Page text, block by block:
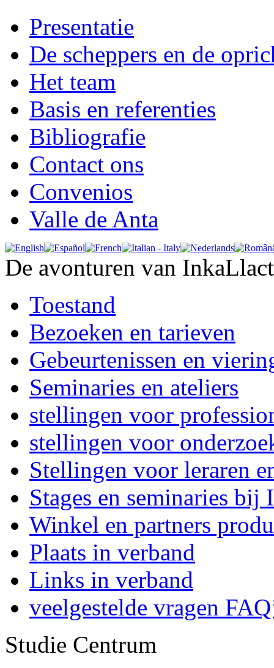
Presentatie
De scheppers en de
Het team
Basis en referenties
Bibliografie
Contact ons
Convenios
Valle de Anta
De avonturen van
Toestand
Bezoeken en tarieven
Gebeurtenissen en
Seminaries en ateliers
stellingen voor
stellingen voor
Stellingen voor leraren
Stages en seminaries
Winkel en partners
Plaats in verband
Links in verband
veelgestelde vragen
Studie Centrum